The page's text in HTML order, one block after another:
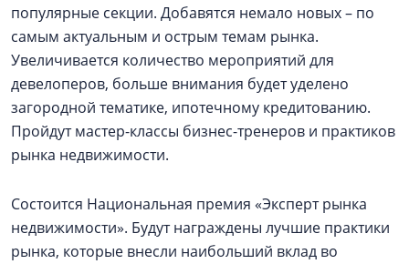
популярные секции. Добавятся немало новых – по
самым актуальным и острым темам рынка.
Увеличивается количество мероприятий для
девелоперов, больше внимания будет уделено
загородной тематике, ипотечному кредитованию.
Пройдут мастер-классы бизнес-тренеров и практиков
рынка недвижимости.
Состоится Национальная премия «Эксперт рынка
недвижимости». Будут награждены лучшие практики
рынка, которые внесли наибольший вклад во